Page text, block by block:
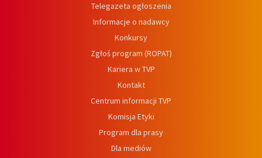
Telegazeta ogłoszenia
Informacje o nadawcy
Konkursy
Zgłoś program (ROPAT)
Kariera w TVP
Kontakt
Centrum informacji TVP
Komisja Etyki
Program dla prasy
Dla mediów